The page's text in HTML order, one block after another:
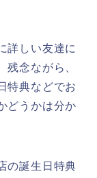
詳しい友達に
残念ながら、
特典などでお
どうかは分か
の誕生日特典